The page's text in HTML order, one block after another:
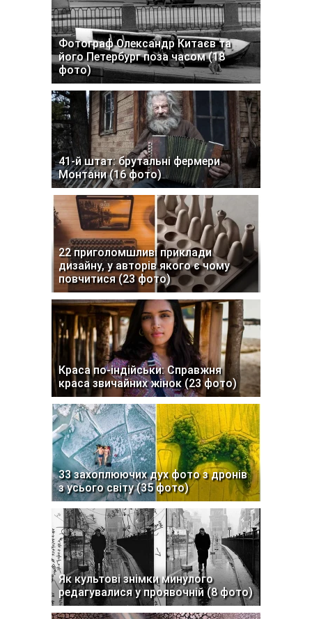
Фотограф Олександр Китаєв та
його Петербург поза часом (18
фото)
41-й штат: брутальні фермери
Монтани (16 фото)
22 приголомшливі приклади
дизайну, у авторів якого є чому
повчитися (23 фото)
Краса по-індійськи: Справжня
краса звичайних жінок (23 фото)
33 захоплюючих дух фото з дронів
з усього світу (35 фото)
Як культові знімки минулого
редагувалися у проявочній (8 фото)